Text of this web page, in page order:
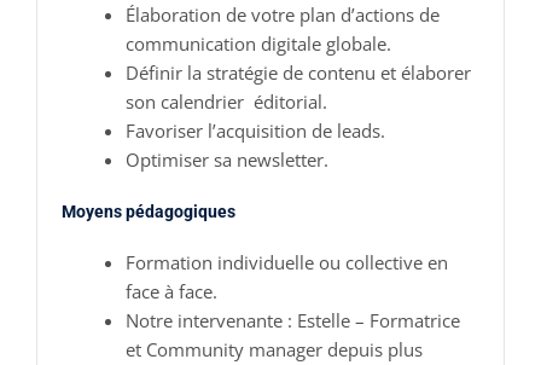
Élaboration de votre plan d’actions de
communication digitale globale.
Définir la stratégie de contenu et élaborer
son calendrier éditorial.
Favoriser l’acquisition de leads.
Optimiser sa newsletter.
Moyens pédagogiques
Formation individuelle ou collective en
face à face.
Notre intervenante : Estelle – Formatrice
et Community manager depuis plus